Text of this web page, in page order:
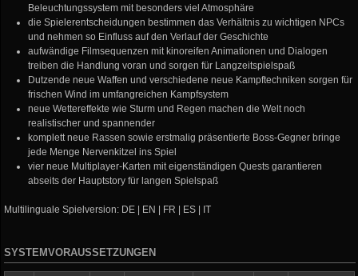
Beleuchtungssystem mit besonders viel Atmosphäre
die Spielerentscheidungen bestimmen das Verhältnis zu wichtigen NPCs
und nehmen so Einfluss auf den Verlauf der Geschichte
aufwändige Filmsequenzen mit kinoreifen Animationen und Dialogen
treiben die Handlung voran und sorgen für Langzeitspielspaß
Dutzende neue Waffen und verschiedene neue Kampftechniken sorgen für
frischen Wind im umfangreichen Kampfsystem
neue Wettereffekte wie Sturm und Regen machen die Welt noch
realistischer und spannender
komplett neue Rassen sowie erstmalig präsentierte Boss-Gegner bringe
jede Menge Nervenkitzel ins Spiel
vier neue Multiplayer-Karten mit eigenständigen Quests garantieren
abseits der Hauptstory für langen Spielspaß
Multilinguale Spielversion: DE | EN | FR | ES | IT
SYSTEMVORAUSSETZUNGEN